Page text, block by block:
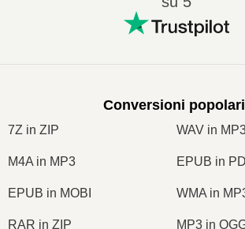
Conversioni popolari
7Z in ZIP WAV in
M4A in MP3 EPUB in
EPUB in MOBI WMA in
RAR in ZIP MP3 in